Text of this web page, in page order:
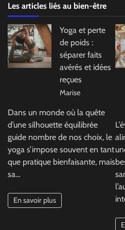
Les articles liés au bien-être
Yoga et perte
de poids :
séparer faits
avérés et idées
reçues
Marise
Dans un monde où la quête
d’une silhouette équilibrée
guide nombre de nos choix, le
yoga s’impose souvent en tant
que pratique bienfaisante, mais
sa…
En savoir plus